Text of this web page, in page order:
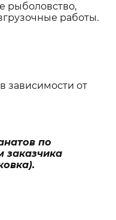
рыболовство,
работы.
зависимости от
по
заказчика